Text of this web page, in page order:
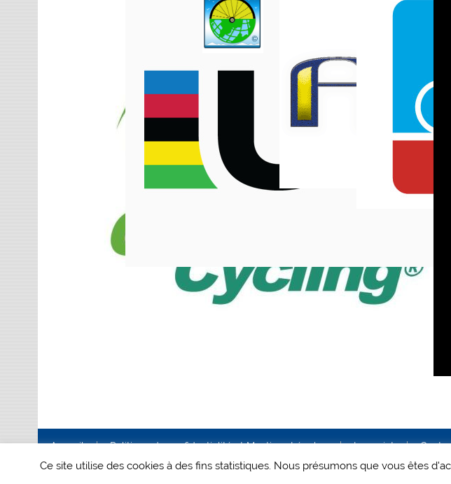
Accueil Politique de confidentialité et Mentions Légales Le projet
Ce site utilise des cookies à des fins statistiques. Nous présumons que vous êtes